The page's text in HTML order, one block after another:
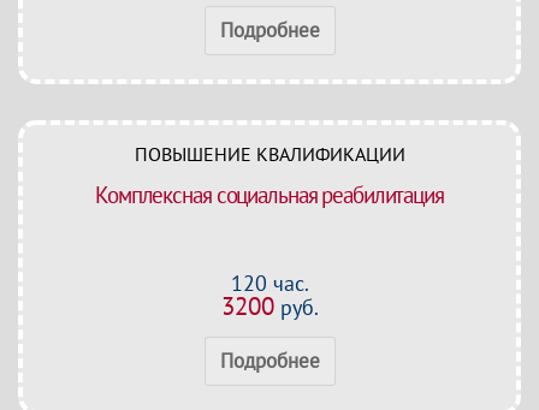
Подробнее
ПОВЫШЕНИЕ КВАЛИФИКАЦИИ
Комплексная социальная реабилитация
120 час.
3200руб.
Подробнее